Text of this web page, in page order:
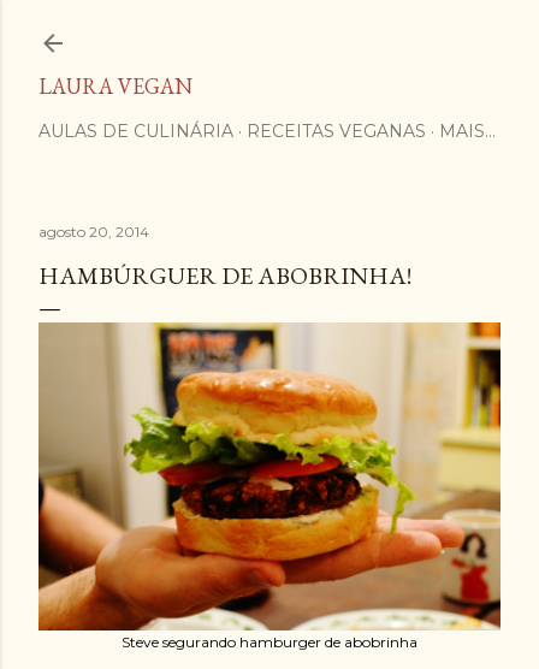
LAURA VEGAN
AULAS DE CULINÁRIA RECEITAS VEGANAS MAIS…
agosto 20, 2014
HAMBÚRGUER DE ABOBRINHA!
Steve segurando hamburger de abobrinha